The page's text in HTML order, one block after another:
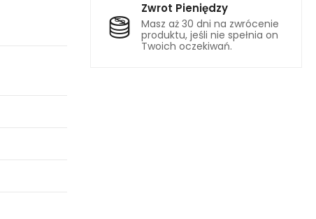
Zwrot Pieniędzy
Masz aż 30 dni na zwrócenie
produktu, jeśli nie spełnia on
Twoich oczekiwań.